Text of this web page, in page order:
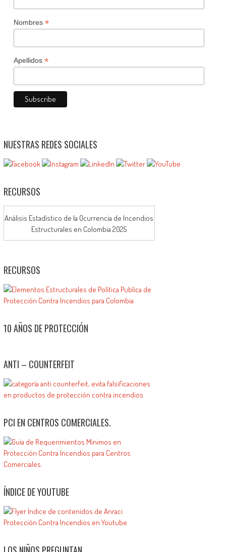
Nombres *
Apellidos *
NUESTRAS REDES SOCIALES
RECURSOS
Análisis Estadístico de la Ocurrencia de Incendios
Estructurales en Colombia 2025
RECURSOS
10 AÑOS DE PROTECCIÓN
ANTI – COUNTERFEIT
PCI EN CENTROS COMERCIALES.
ÍNDICE DE YOUTUBE